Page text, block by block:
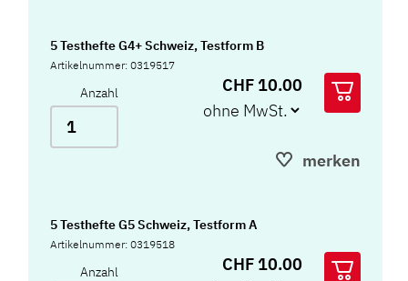
5 Testhefte G4+ Schweiz, Testform B
Artikelnummer: 0319517
Anzahl CHF 10.00
merken
5 Testhefte G5 Schweiz, Testform A
Artikelnummer: 0319518
Anzahl CHF 10.00